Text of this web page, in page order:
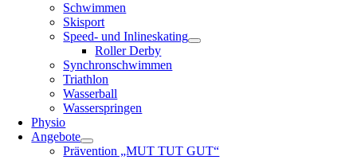
Schwimmen
Skisport
Speed- und Inlineskating
Roller Derby
Synchronschwimmen
Triathlon
Wasserball
Wasserspringen
Physio
Angebote
Prävention „MUT TUT GUT“